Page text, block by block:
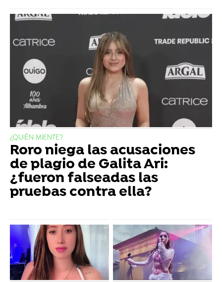
¿QUIÉN MIENTE?
Roro niega las acusaciones
de plagio de Galita Ari:
¿fueron falseadas las
pruebas contra ella?